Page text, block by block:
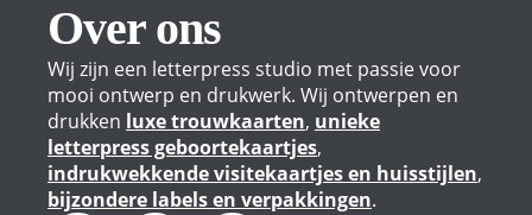
Over ons
Wij zijn een letterpress studio met passie voor
mooi ontwerp en drukwerk. Wij ontwerpen en
drukken luxe trouwkaarten, unieke
letterpress geboortekaartjes,
indrukwekkende visitekaartjes en huisstijlen,
bijzondere labels en verpakkingen.